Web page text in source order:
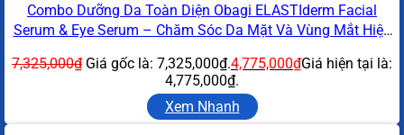
Combo Dưỡng Da Toàn Diện Obagi ELASTIderm Facial
Serum & Eye Serum – Chăm Sóc Da Mặt Và Vùng Mắt Hiệu
7,325,000₫ Giá gốc là: 7,325,000₫.4,775,000₫Giá hiện tại là:
4,775,000₫.
Xem Nhanh